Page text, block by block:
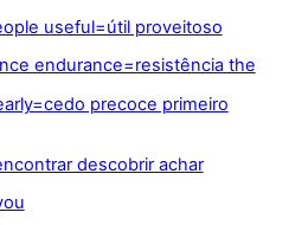
useful=útil proveitoso
endurance=resistência the
precoce primeiro
descobrir achar